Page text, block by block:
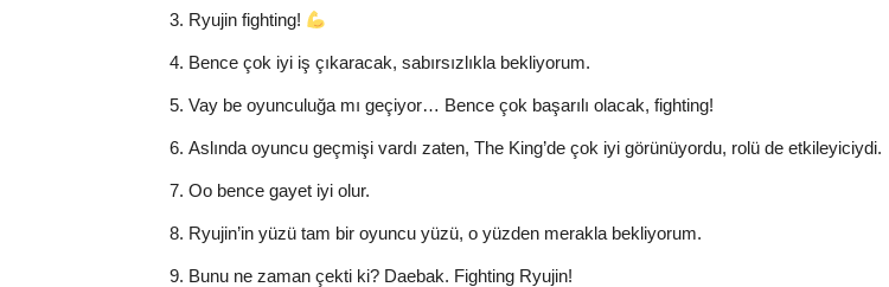
Ryujin fighting!
Bence çok iyi iş çıkaracak, sabırsızlıkla bekliyorum.
Vay be oyunculuğa mı geçiyor… Bence çok başarılı olacak, fighting!
Aslında oyuncu geçmişi vardı zaten, The King’de çok iyi görünüyordu, rolü de etkileyiciydi.
Oo bence gayet iyi olur.
Ryujin’in yüzü tam bir oyuncu yüzü, o yüzden merakla bekliyorum.
Bunu ne zaman çekti ki? Daebak. Fighting Ryujin!